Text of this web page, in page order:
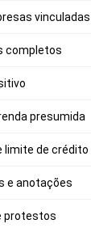
vinculadas
completos
presumida
limite de crédito
e anotações
protestos